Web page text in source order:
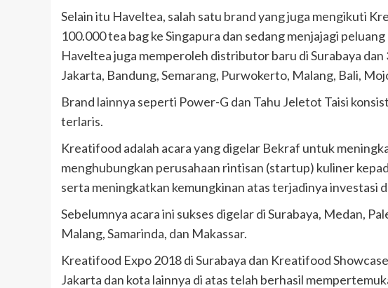
Selain itu Haveltea, salah satu brand yang juga mengikuti
100.000 tea bag ke Singapura dan sedang menjajagi
Haveltea juga memperoleh distributor baru di Surabaya
Jakarta, Bandung, Semarang, Purwokerto, Malang, Bali,
Brand lainnya seperti Power-G dan Tahu Jeletot Taisi
terlaris.
Kreatifood adalah acara yang digelar Bekraf untuk
menghubungkan perusahaan rintisan (startup) kuliner
serta meningkatkan kemungkinan atas terjadinya investasi
Sebelumnya acara ini sukses digelar di Surabaya, Medan,
Malang, Samarinda, dan Makassar.
Kreatifood Expo 2018 di Surabaya dan Kreatifood
Jakarta dan kota lainnya di atas telah berhasil